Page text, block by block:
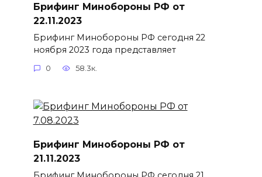
Брифинг Минобороны РФ от
22.11.2023
Брифинг Минобороны РФ сегодня 22
ноября 2023 года представляет
0 58.3к.
Брифинг Минобороны РФ от
21.11.2023